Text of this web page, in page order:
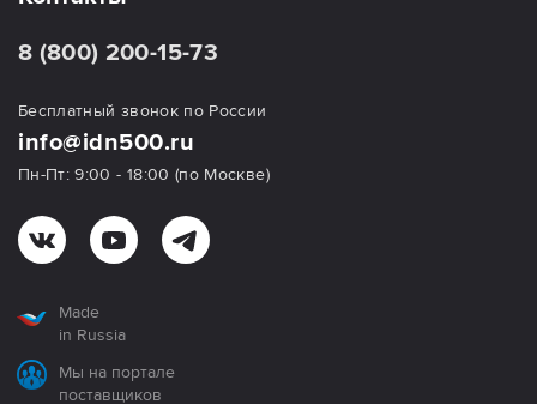
8 (800) 200-15-73
Бесплатный звонок по России
info@idn500.ru
Пн-Пт: 9:00 - 18:00 (по Москве)
Made
in Russia
Мы на портале
поставщиков